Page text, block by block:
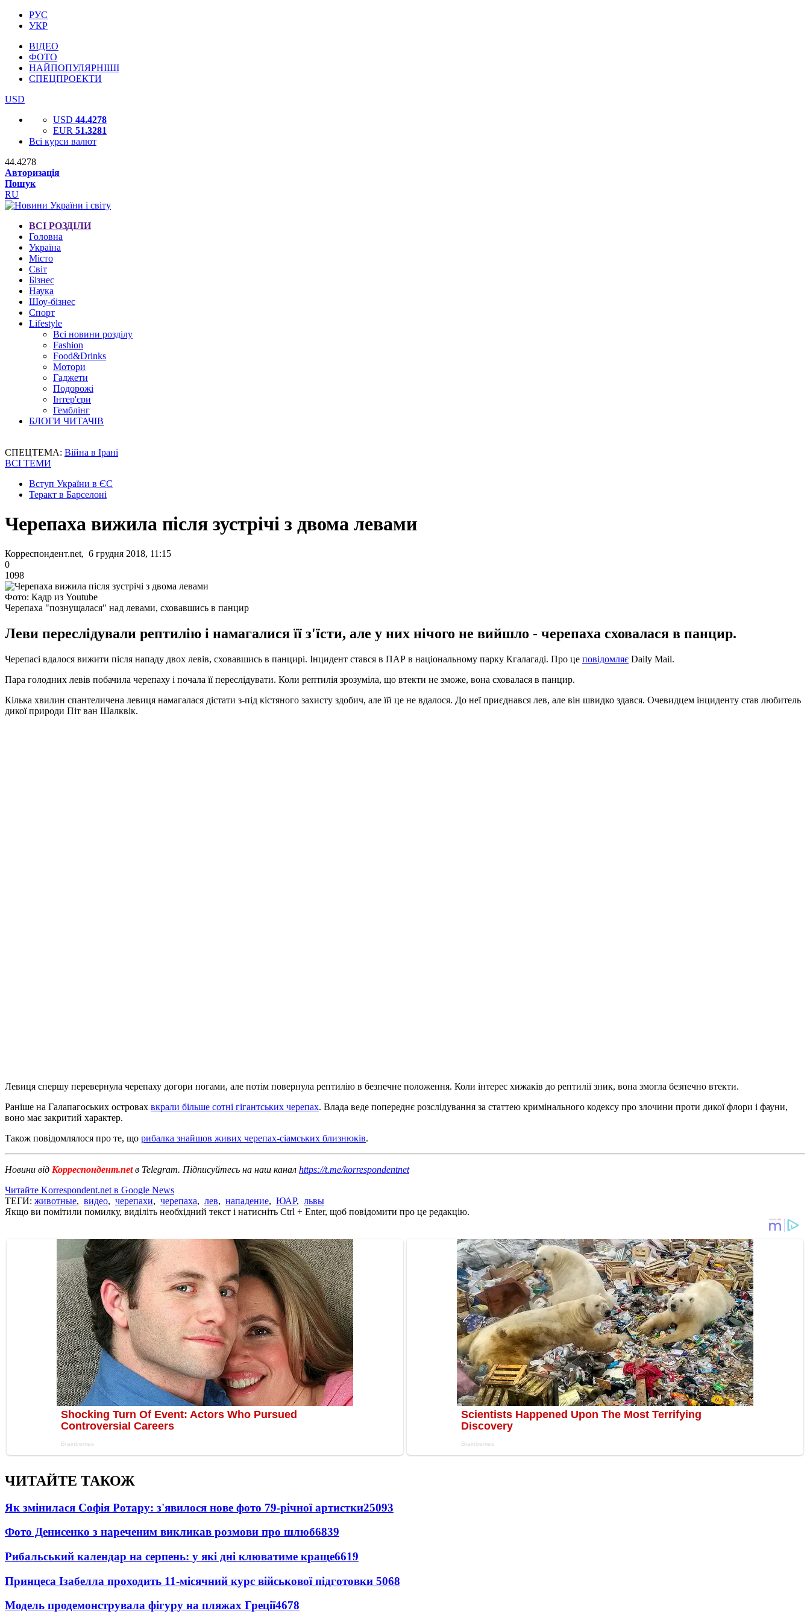
РУС
УКР
ВІДЕО
ФОТО
НАЙПОПУЛЯРНІШІ
СПЕЦПРОЕКТИ
USD
USD 44.4278
EUR 51.3281
Всі курси валют
44.4278
Авторизація
Пошук
RU
ВСІ РОЗДІЛИ
Головна
Україна
Місто
Світ
Бізнес
Наука
Шоу-бізнес
Спорт
Lifestyle
Всі новини розділу
Fashion
Food&Drinks
Мотори
Гаджети
Подорожі
Інтер'єри
Гемблінг
БЛОГИ ЧИТАЧІВ
СПЕЦТЕМА: Війна в Ірані
ВСІ ТЕМИ
Вступ України в ЄС
Теракт в Барселоні
Черепаха вижила після зустрічі з двома левами
Корреспондент.net, 6 грудня 2018, 11:15
0
1098
Фото: Кадр из Youtube
Черепаха "познущалася" над левами, сховавшись в панцир
Леви переслідували рептилію і намагалися її з'їсти, але у них нічого не вийшло - черепаха сховалася в панцир.
Черепасі вдалося вижити після нападу двох левів, сховавшись в панцирі. Інцидент стався в ПАР в національному парку Кгалагаді. Про це повідомляє Daily Mail.
Пара голодних левів побачила черепаху і почала її переслідувати. Коли рептилія зрозуміла, що втекти не зможе, вона сховалася в панцир.
Кілька хвилин спантеличена левиця намагалася дістати з-під кістяного захисту здобич, але їй це не вдалося. До неї приєднався лев, але він швидко здався. Очевидцем інциденту став любитель
дикої природи Піт ван Шалквік.
Левиця спершу перевернула черепаху догори ногами, але потім повернула рептилію в безпечне положення. Коли інтерес хижаків до рептилії зник, вона змогла безпечно втекти.
Раніше на Галапагоських островах вкрали більше сотні гігантських черепах. Влада веде попереднє розслідування за статтею кримінального кодексу про злочини проти дикої флори і фауни,
воно має закритий характер.
Також повідомлялося про те, що рибалка знайшов живих черепах-сіамських близнюків.
Новини від Корреспондент.netв Telegram. Підписуйтесь на наш канал https://t.me/korrespondentnet
Читайте Korrespondent.net в Google News
ТЕГИ: животные, видео, черепахи, черепаха, лев, нападение, ЮАР, львы
Якщо ви помітили помилку, виділіть необхідний текст і натисніть Ctrl + Enter, щоб повідомити про це редакцію.
ЧИТАЙТЕ ТАКОЖ
Як змінилася Софія Ротару: з'явилося нове фото 79-річної артистки25093
Фото Денисенко з нареченим викликав розмови про шлюб6839
Рибальський календар на серпень: у які дні клюватиме краще6619
Принцеса Ізабелла проходить 11-місячний курс військової підготовки 5068
Модель продемонструвала фігуру на пляжах Греції4678